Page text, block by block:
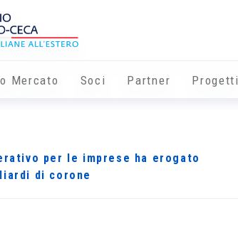
Mercato Soci Partner Progetti
per le imprese ha erogato
di corone